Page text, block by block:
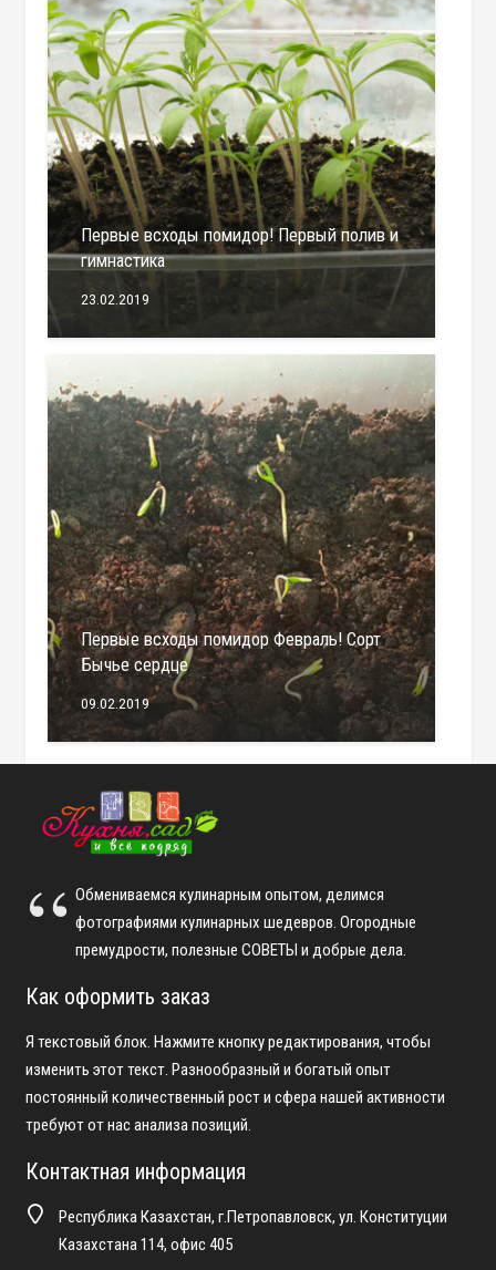
Первые всходы помидор! Первый полив и
гимнастика
23.02.2019
Первые всходы помидор Февраль! Сорт
Бычье сердце
09.02.2019
Обмениваемся кулинарным опытом, делимся
фотографиями кулинарных шедевров. Огородные
премудрости, полезные СОВЕТЫ и добрые дела.
Как оформить заказ
Я текстовый блок. Нажмите кнопку редактирования, чтобы
изменить этот текст. Разнообразный и богатый опыт
постоянный количественный рост и сфера нашей активности
требуют от нас анализа позиций.
Контактная информация
Республика Казахстан, г.Петропавловск, ул. Конституции
Казахстана 114, офис 405